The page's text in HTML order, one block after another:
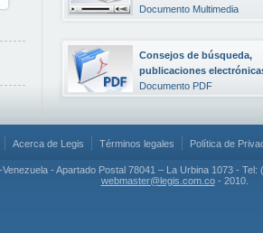
Documento Multimedia
Consejos de búsqueda,
publicaciones
Documento PDF
Acerca de Legis Términos legales Política de
- Apartado Postal 78041 – La Urbina 1073 -
webmaster@legis.com.co- 2010.